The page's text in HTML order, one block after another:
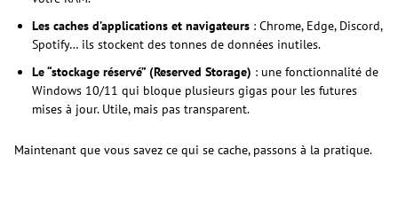
Les caches d’applications et navigateurs : Chrome, Edge, Discord,
Spotify… ils stockent des tonnes de données inutiles.
Le “stockage réservé” (Reserved Storage) : une fonctionnalité de
Windows 10/11 qui bloque plusieurs gigas pour les futures
mises à jour. Utile, mais pas transparent.
Maintenant que vous savez ce qui se cache, passons à la pratique.